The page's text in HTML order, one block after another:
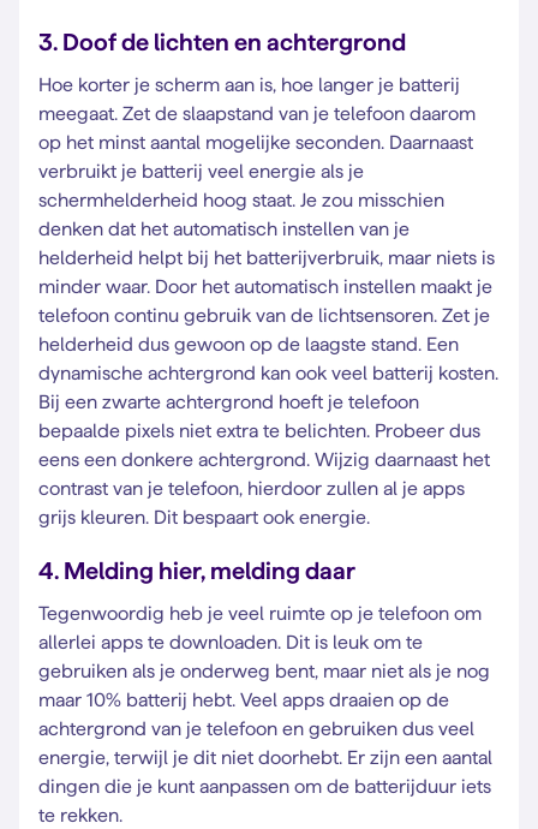
3. Doof de lichten en achtergrond
Hoe korter je scherm aan is, hoe langer je batterij
meegaat. Zet de slaapstand van je telefoon daarom
op het minst aantal mogelijke seconden. Daarnaast
verbruikt je batterij veel energie als je
schermhelderheid hoog staat. Je zou misschien
denken dat het automatisch instellen van je
helderheid helpt bij het batterijverbruik, maar niets is
minder waar. Door het automatisch instellen maakt je
telefoon continu gebruik van de lichtsensoren. Zet je
helderheid dus gewoon op de laagste stand. Een
dynamische achtergrond kan ook veel batterij kosten.
Bij een zwarte achtergrond hoeft je telefoon
bepaalde pixels niet extra te belichten. Probeer dus
eens een donkere achtergrond. Wijzig daarnaast het
contrast van je telefoon, hierdoor zullen al je apps
grijs kleuren. Dit bespaart ook energie.
4. Melding hier, melding daar
Tegenwoordig heb je veel ruimte op je telefoon om
allerlei apps te downloaden. Dit is leuk om te
gebruiken als je onderweg bent, maar niet als je nog
maar 10% batterij hebt. Veel apps draaien op de
achtergrond van je telefoon en gebruiken dus veel
energie, terwijl je dit niet doorhebt. Er zijn een aantal
dingen die je kunt aanpassen om de batterijduur iets
te rekken.